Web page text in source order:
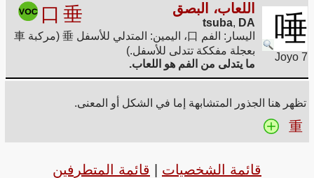
唾
Joyo 7
اللعاب، البصق
tsuba, DA
口 垂
اليسار: الفم 口، اليمين: المتدلي للأسفل 垂 (مركبة 車
بعجلة مفككة تتدلى للأسفل.)
ما يتدلى من الفم هو اللعاب.
تظهر هنا الجذور المتشابهة إما في الشكل أو المعنى.
重
قائمة الشخصيات قائمة المتطرفين